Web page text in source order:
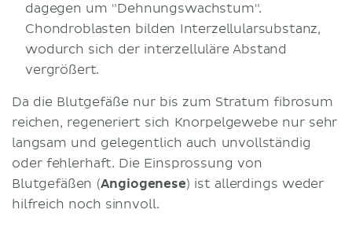
dagegen um "Dehnungswachstum".
Chondroblasten bilden Interzellularsubstanz,
wodurch sich der interzelluläre Abstand
vergrößert.
Da die Blutgefäße nur bis zum Stratum fibrosum
reichen, regeneriert sich Knorpelgewebe nur sehr
langsam und gelegentlich auch unvollständig
oder fehlerhaft. Die Einsprossung von
Blutgefäßen (Angiogenese) ist allerdings weder
hilfreich noch sinnvoll.